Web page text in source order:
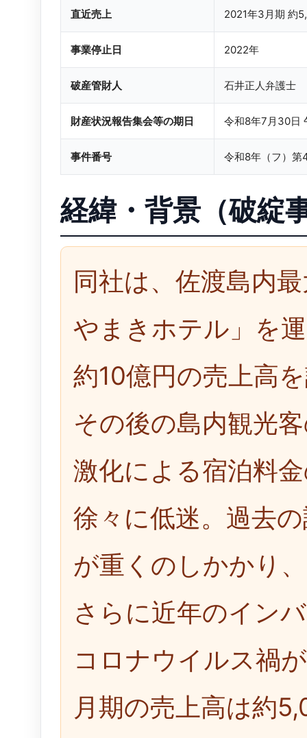
直近売上 2021年3月期 約
事業停止日 2022年
破産管財人 石井正人弁護士
財産状況報告集会等の期日 令和8年7月30日
事件番号 令和8年（フ）第
経緯・背景（破綻
同社は、佐渡島内
やまきホテル」を
約10億円の売上高
その後の島内観光
激化による宿泊料
徐々に低迷。過去
が重くのしかかり
さらに近年のイン
コロナウイルス禍
月期の売上高は約